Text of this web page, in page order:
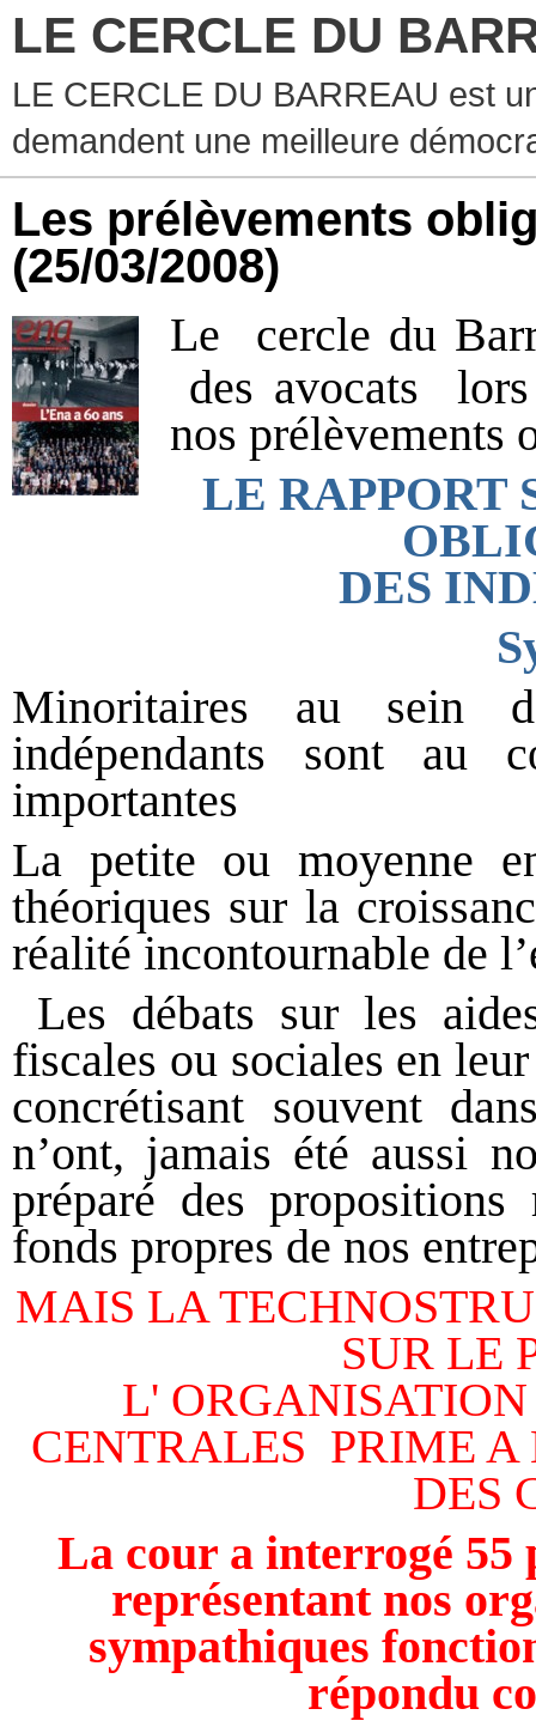
LE CERCLE DU
LE CERCLE DU BARREAU est
demandent une meilleure
Les prélèvements
(25/03/2008)
Le
cercle du
des avocats
nos prélèvements
LE RAPPORT
DES
Minoritaires au sein
indépendants sont au
importantes
La petite ou moyenne
théoriques sur la
réalité incontournable de
Les débats sur les
fiscales ou sociales en
concrétisant souvent
n’ont, jamais été aussi
préparé des
fonds propres de nos
MAIS LA
SUR LE
L'
CENTRALES PRIME
DES
La cour a interrogé 55
représentant nos
sympathiques
répondu